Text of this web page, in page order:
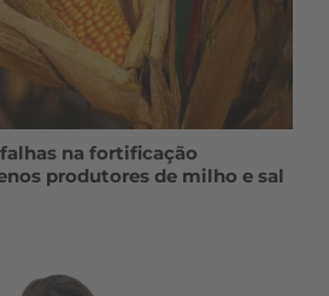
na fortificação
produtores de milho e sal